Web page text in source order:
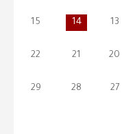
13
14
15
20
21
22
27
28
29